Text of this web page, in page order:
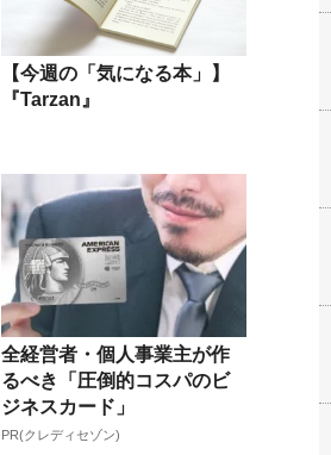
【今週の「気になる本」】
『Tarzan』
全経営者・個人事業主が作
るべき「圧倒的コスパのビ
ジネスカード」
PR(クレディセゾン)